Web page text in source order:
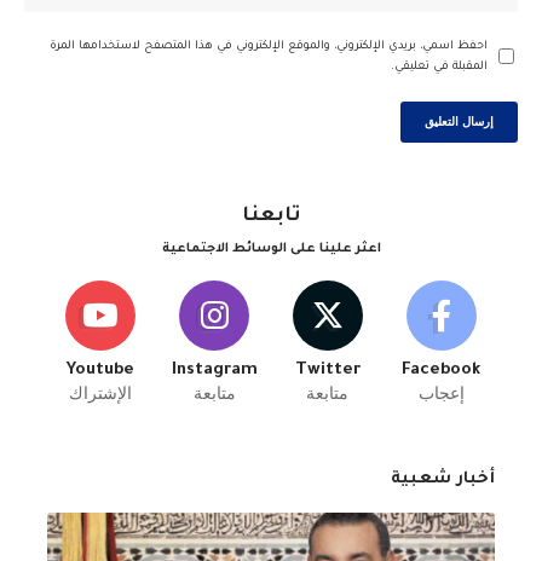
احفظ اسمي، بريدي الإلكتروني، والموقع الإلكتروني في هذا المتصفح لاستخدامها المرة
المقبلة في تعليقي.
تابعنا
اعثر علينا على الوسائط الاجتماعية
Facebook
إعجاب
Twitter
متابعة
Instagram
متابعة
Youtube
الإشتراك
أخبار شعبية